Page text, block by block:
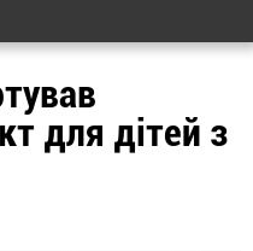
для дітей з